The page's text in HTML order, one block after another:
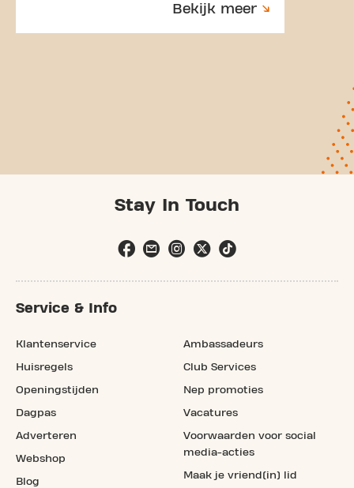
Bekijk meer
Stay In Touch
Service & Info
Klantenservice
Huisregels
Openingstijden
Dagpas
Adverteren
Webshop
Blog
Ambassadeurs
Club Services
Nep promoties
Vacatures
Voorwaarden voor social
media-acties
Maak je vriend(in) lid